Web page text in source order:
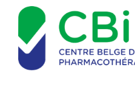
Passer
contenu